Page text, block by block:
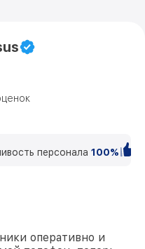
персонала 100%
оперативно и